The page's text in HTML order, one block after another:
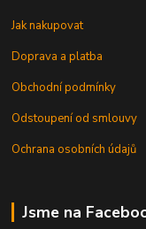
Jak nakupovat
Doprava a platba
Obchodní podmínky
Odstoupení od smlouvy
Ochrana osobních údajů
Jsme na